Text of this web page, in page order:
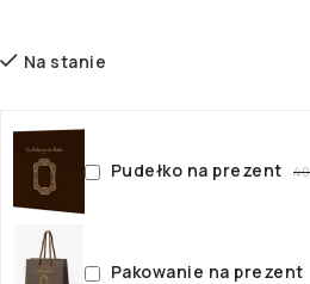
Na stanie
Pudełko na prezent
Pakowanie na prezent